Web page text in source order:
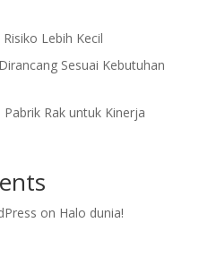
Lebih Kecil
Sesuai Kebutuhan
Pabrik Rak untuk Kinerja
on Halo dunia!